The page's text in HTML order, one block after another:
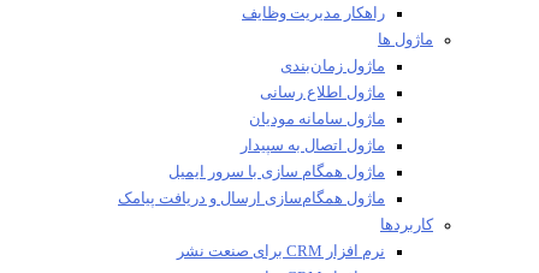
راهکار مدیریت وظایف
ماژول ها
ماژول زمان‌بندی
ماژول اطلاع رسانی
ماژول سامانه مودیان
ماژول اتصال به سپیدار
ماژول همگام سازی با سرور ایمیل
ماژول همگام‌سازی ارسال و دریافت پیامک
کاربردها
نرم افزار CRM برای صنعت نشر